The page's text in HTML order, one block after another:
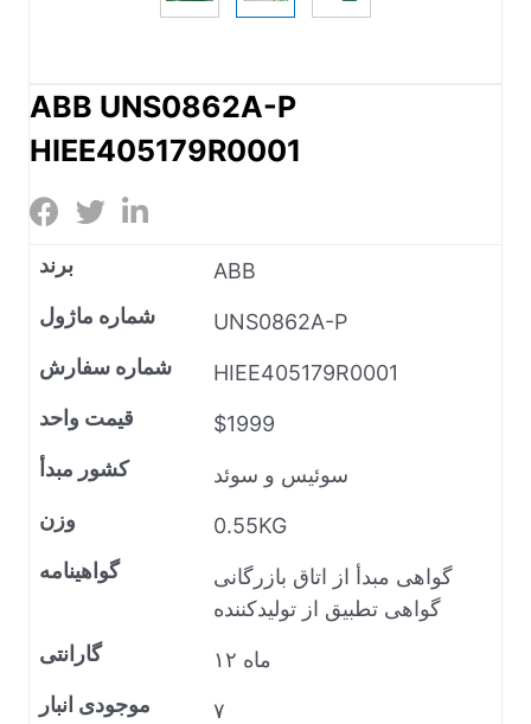
ABB UNS0862A-P
HIEE405179R0001
برند
ABB
شماره ماژول
UNS0862A-P
شماره سفارش
HIEE405179R0001
قیمت واحد
$1999
کشور مبدأ
سوئیس و سوئد
وزن
0.55KG
گواهینامه
گواهی مبدأ از اتاق بازرگانی
گواهی تطبیق از تولیدکننده
گارانتی
۱۲ ماه
موجودی انبار
۷